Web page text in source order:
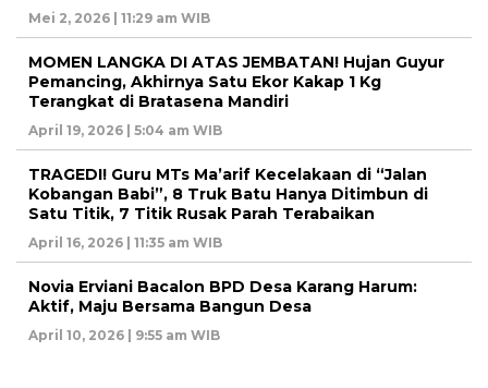
Mei 2, 2026 | 11:29 am WIB
MOMEN LANGKA DI ATAS JEMBATAN! Hujan Guyur
Pemancing, Akhirnya Satu Ekor Kakap 1 Kg
Terangkat di Bratasena Mandiri
April 19, 2026 | 5:04 am WIB
TRAGEDI! Guru MTs Ma’arif Kecelakaan di “Jalan
Kobangan Babi”, 8 Truk Batu Hanya Ditimbun di
Satu Titik, 7 Titik Rusak Parah Terabaikan
April 16, 2026 | 11:35 am WIB
Novia Erviani Bacalon BPD Desa Karang Harum:
Aktif, Maju Bersama Bangun Desa
April 10, 2026 | 9:55 am WIB